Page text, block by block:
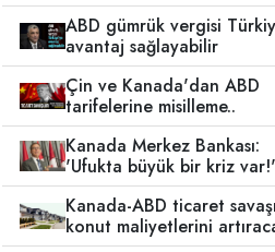
ABD gümrük vergisi
avantaj sağlayabilir
Çin ve Kanada'dan ABD
tarifelerine misilleme..
Kanada Merkez Bankası:
'Ufukta büyük bir kriz var!'
Kanada-ABD ticaret
konut maliyetlerini